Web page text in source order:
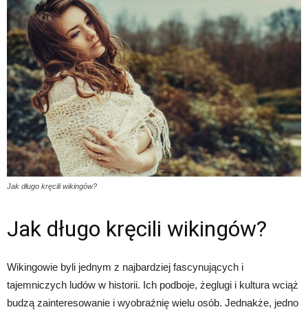
Jak długo kręcili wikingów?
Jak długo kręcili wikingów?
Wikingowie byli jednym z najbardziej fascynujących i
tajemniczych ludów w historii. Ich podboje, żeglugi i kultura wciąż
budzą zainteresowanie i wyobraźnię wielu osób. Jednakże, jedno